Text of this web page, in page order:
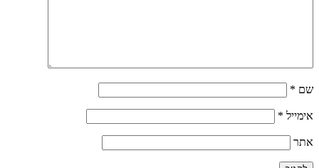
שם *
אימייל *
אתר